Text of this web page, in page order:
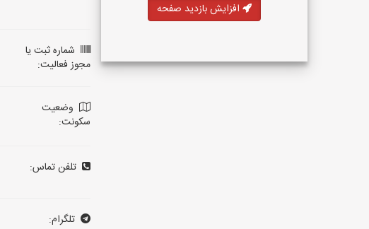
افزایش بازدید صفحه
شماره ثبت یا
مجوز فعالیت:
وضعیت
سکونت:
تلفن تماس:
تلگرام: